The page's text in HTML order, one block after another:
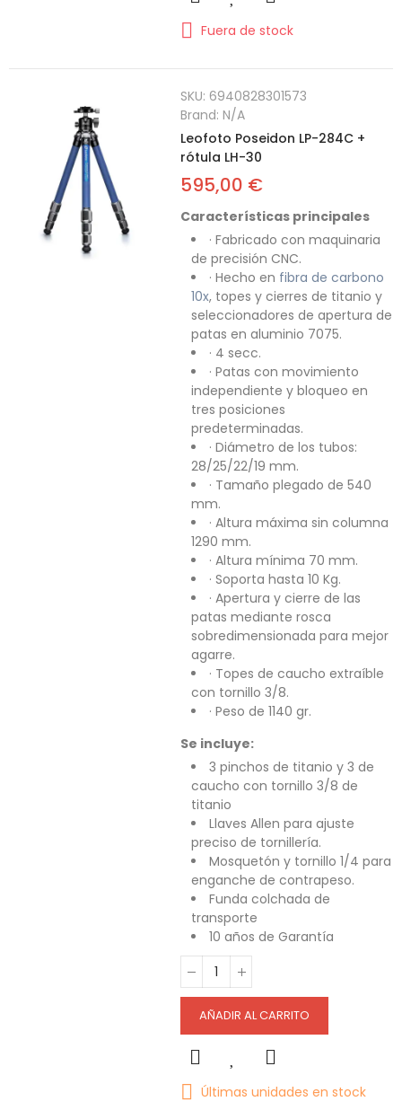
Fuera de stock
SKU: 6940828301573
Brand:N/A
Leofoto Poseidon LP-284C +
rótula LH-30
595,00 €
Características principales
· Fabricado con maquinaria
de precisión CNC.
· Hecho en fibra de carbono
10x, topes y cierres de titanio y
seleccionadores de apertura de
patas en aluminio 7075.
· 4 secc.
· Patas con movimiento
independiente y bloqueo en
tres posiciones
predeterminadas.
· Diámetro de los tubos:
28/25/22/19 mm.
· Tamaño plegado de 540
mm.
· Altura máxima sin columna
1290 mm.
· Altura mínima 70 mm.
· Soporta hasta 10 Kg.
· Apertura y cierre de las
patas mediante rosca
sobredimensionada para mejor
agarre.
· Topes de caucho extraíble
con tornillo 3/8.
· Peso de 1140 gr.
Se incluye:
3 pinchos de titanio y 3 de
caucho con tornillo 3/8 de
titanio
Llaves Allen para ajuste
preciso de tornillería.
Mosquetón y tornillo 1/4 para
enganche de contrapeso.
Funda colchada de
transporte
10 años de Garantía
AÑADIR AL CARRITO
Últimas unidades en stock